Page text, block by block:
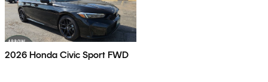
2026 Honda Civic Sport FWD